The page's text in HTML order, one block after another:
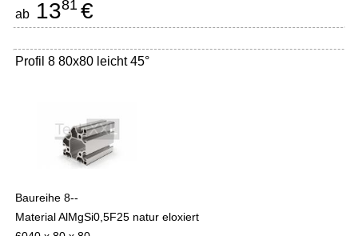
ab 1381 €
Profil 8 80x80 leicht 45°
Baureihe 8--
Material AlMgSi0,5F25 natur eloxiert